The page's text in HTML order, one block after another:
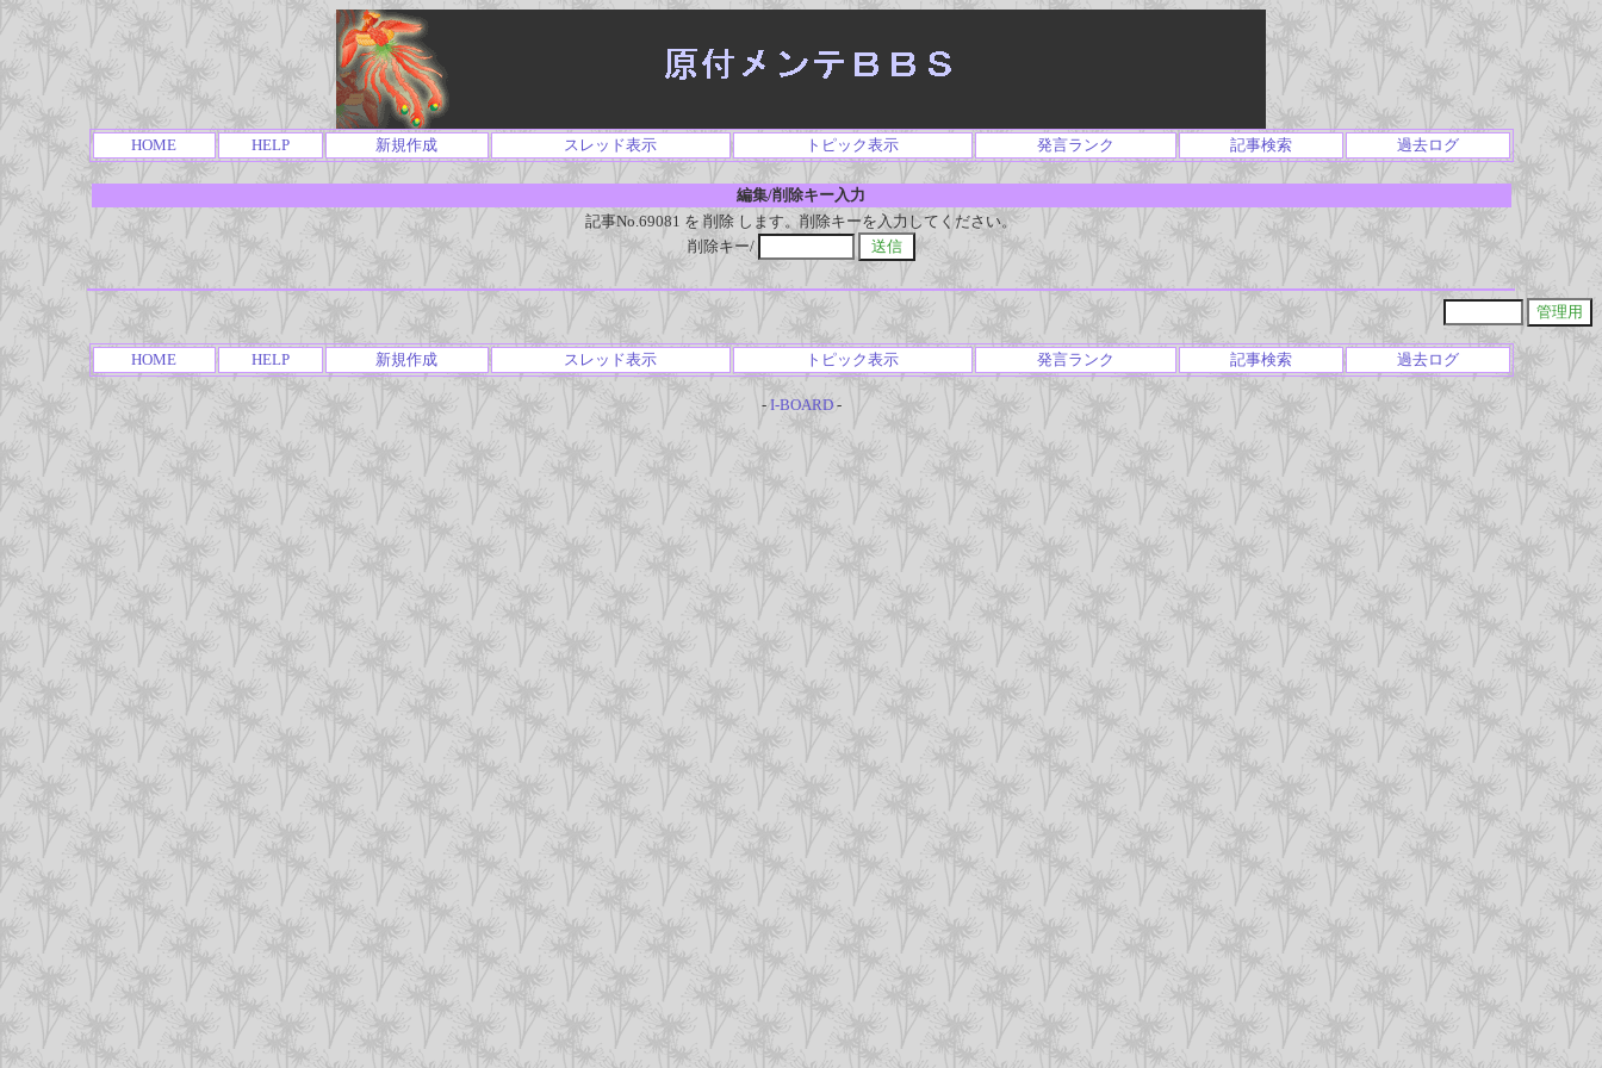
HOME HELP 新規作成 スレッド表示 トピック表示 発言ランク 記事検索 過去ログ
編集/削除キー入力
記事No.69081 を 削除 します。削除キーを入力してください。
削除キー/
HOME HELP 新規作成 スレッド表示 トピック表示 発言ランク 記事検索 過去ログ
- I-BOARD-